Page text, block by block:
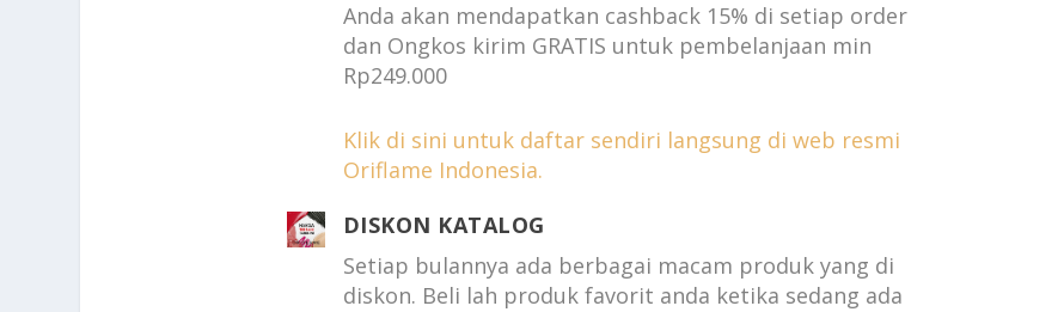
Anda akan mendapatkan cashback 15% di setiap order
dan Ongkos kirim GRATIS untuk pembelanjaan min
Rp249.000
Klik di sini untuk daftar sendiri langsung di web resmi
Oriflame Indonesia.
DISKON KATALOG
Setiap bulannya ada berbagai macam produk yang di
diskon. Beli lah produk favorit anda ketika sedang ada